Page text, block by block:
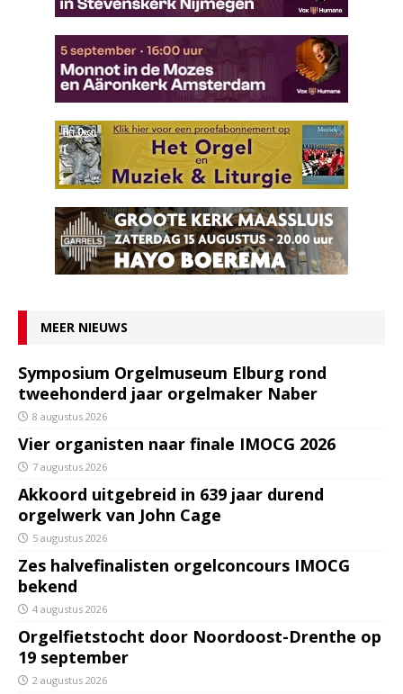
MEER NIEUWS
Symposium Orgelmuseum Elburg rond
tweehonderd jaar orgelmaker Naber
8 augustus 2026
Vier organisten naar finale IMOCG 2026
7 augustus 2026
Akkoord uitgebreid in 639 jaar durend
orgelwerk van John Cage
5 augustus 2026
Zes halvefinalisten orgelconcours IMOCG
bekend
4 augustus 2026
Orgelfietstocht door Noordoost-Drenthe op
19 september
2 augustus 2026